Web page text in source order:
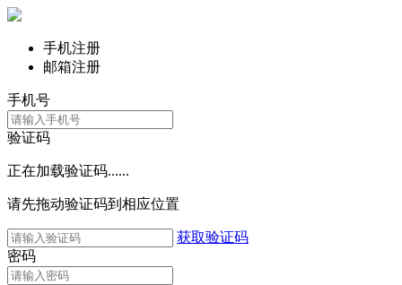
手机注册
邮箱注册
手机号
验证码
正在加载验证码......
请先拖动验证码到相应位置
获取验证码
密码